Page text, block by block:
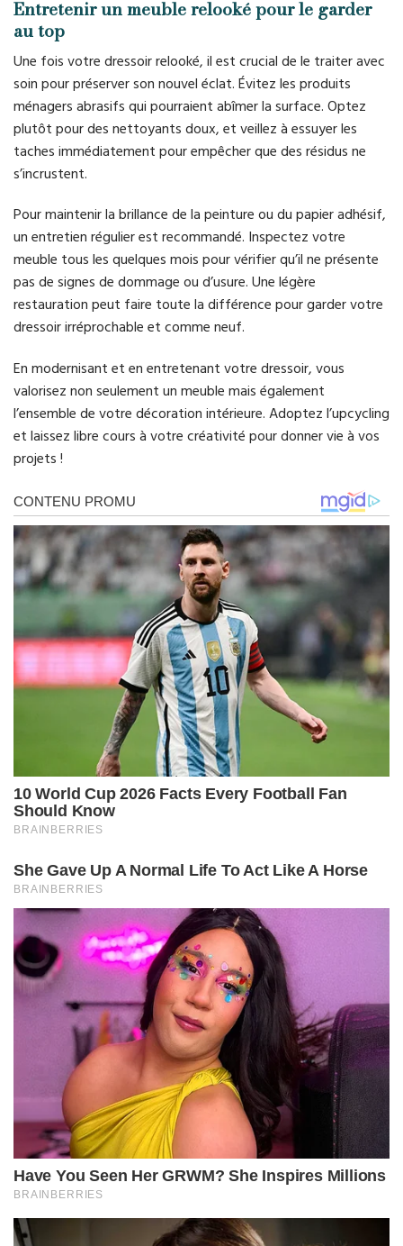
Entretenir un meuble relooké pour le garder
au top
Une fois votre dressoir relooké, il est crucial de le traiter avec
soin pour préserver son nouvel éclat. Évitez les produits
ménagers abrasifs qui pourraient abîmer la surface. Optez
plutôt pour des nettoyants doux, et veillez à essuyer les
taches immédiatement pour empêcher que des résidus ne
s’incrustent.
Pour maintenir la brillance de la peinture ou du papier adhésif,
un entretien régulier est recommandé. Inspectez votre
meuble tous les quelques mois pour vérifier qu’il ne présente
pas de signes de dommage ou d’usure. Une légère
restauration peut faire toute la différence pour garder votre
dressoir irréprochable et comme neuf.
En modernisant et en entretenant votre dressoir, vous
valorisez non seulement un meuble mais également
l’ensemble de votre décoration intérieure. Adoptez l’upcycling
et laissez libre cours à votre créativité pour donner vie à vos
projets !